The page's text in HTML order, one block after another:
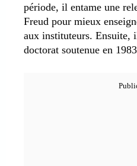
période, il entame une
Freud pour mieux
aux instituteurs. Ensuite,
doctorat soutenue en